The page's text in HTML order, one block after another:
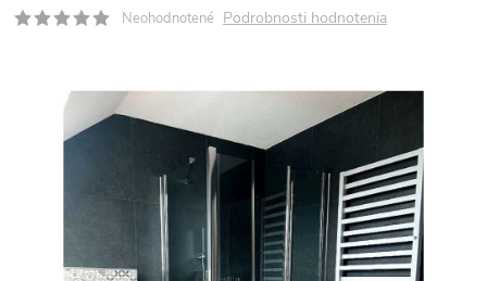
Neohodnotené Podrobnosti hodnotenia